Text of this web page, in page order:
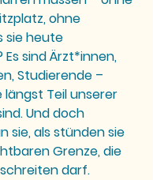
ohne
sie heute
sind Ärzt*innen,
Studierende –
längst Teil unserer
Und doch
sie, als stünden sie
Grenze, die
darf.